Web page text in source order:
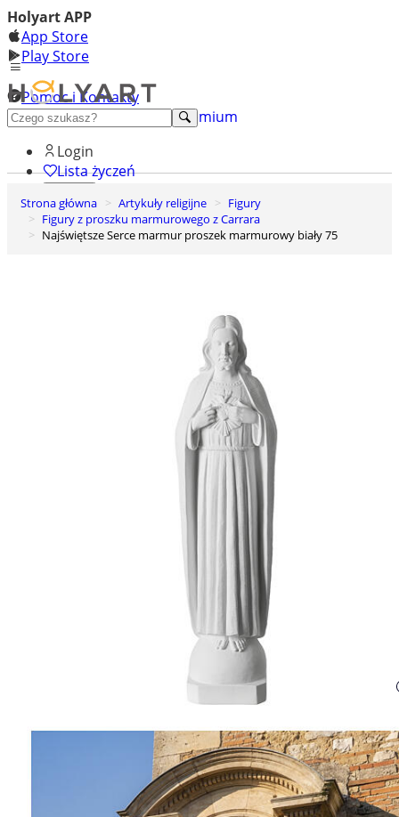
Holyart APP
App Store
Play Store
Pomoc i Kontakty
+48 222 922 860
Odkryj premium
Login
Lista życzeń
0
Koszyk
Strona główna Artykuły religijne
Figury
Figury z proszku marmurowego z Carrara
Najświętsze Serce marmur proszek marmurowy biały 75